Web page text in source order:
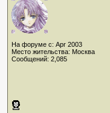
На форуме с: Apr 2003
Место жительства: Москва
Сообщений: 2,085